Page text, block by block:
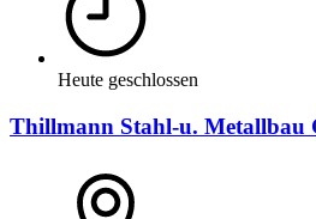
Heute geschlossen
Thillmann Stahl-u. Metallbau